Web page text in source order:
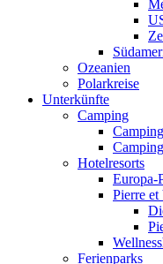
Ozeanien
Polarkreise
Unterkünfte
Camping
Hotelresorts
Europa-
Pierre et
Ferienparks